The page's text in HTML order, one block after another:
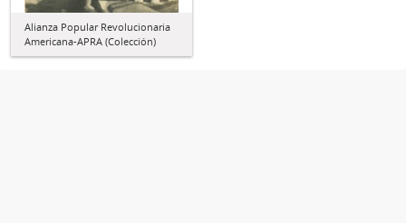
Alianza Popular Revolucionaria
Americana-APRA (Colección)